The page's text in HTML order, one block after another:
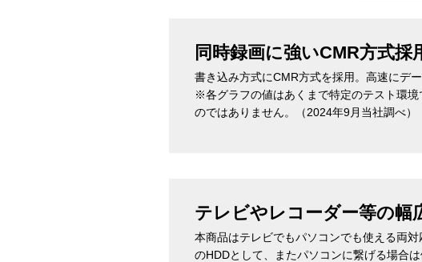
同時録画に強いCMR方式採
書き込み方式にCMR方式を採用。高速にデ
※各グラフの値はあくまで特定のテスト環
のではありません。（2024年9月当社調べ）
テレビやレコーダー等の幅
本商品はテレビでもパソコンでも使える両
のHDDとして、またパソコンに繋げる場合